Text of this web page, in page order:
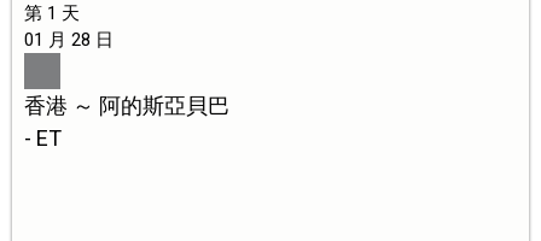
第 1 天
01 月 28 日
香港 ～ 阿的斯亞貝巴
- ET